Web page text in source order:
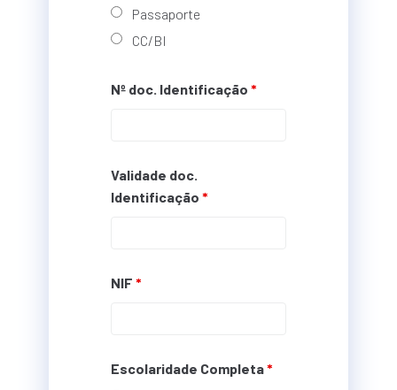
Passaporte
CC/BI
Nº doc. Identificação *
Validade doc.
Identificação *
NIF *
Escolaridade Completa*